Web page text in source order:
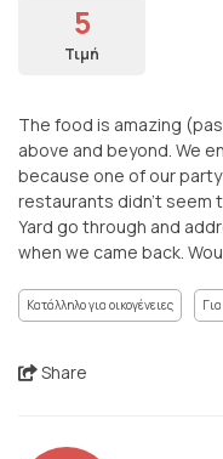
5
Τιμή
The food is amazing
above and beyond. We
because one of our
restaurants didn’t seem
Yard go through and
when we came back.
Κατάλληλο για οικογένειες
Share